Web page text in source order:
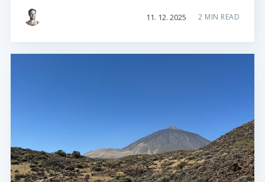
11. 12. 2025 2 MIN READ